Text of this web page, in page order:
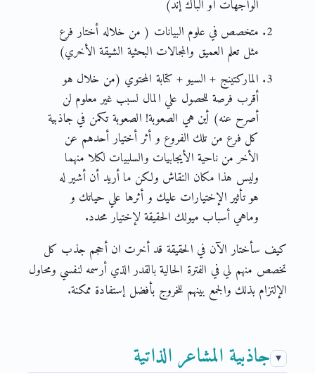
الواجهات او الباك إند)
متخصص في علوم البيانات ( من خلاله أختار فرع
مثل تعلم العميق والمجالات البحثية الشيقة الأخري)
الماركتينج + السيو + كتابة المحتوي (من خلال هو
أقرب فرصة للحصول علي المال لسبب غير معلوم لن
أصرح عنه) أين هي الصعوبة! الصعوبة تكمن في جاذبية
كل فرع من تلك الفروع و أثر أختيار أحدهم عن
الأخر من ناحية الأيجابيات والسلبيات لكلا منهما
وليس هذا مكان النقاش ولكن ما أريد أن أشير له
هو تأثير الإختيارات عليك و أثرها علي حياتك و
وماهي أسباب ميولك الحقيقة لإختيار محدد.
كيف سأختار الآن في الحقيقة قد أخرت ان أحجم جذب كل
تخصص منهم لي في الفترة الحالية بالقدر الذي أرسمه لنفسي ومحاول
الإلتزام بذلك والجمع بينهم للخروج بأفضل إستفادة ممكنة.
جاذبية المشاعر الذاتية